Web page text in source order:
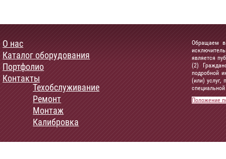
О нас
Каталог оборудования
Портфолио
Контакты
Техобслуживание
Ремонт
Монтаж
Калибровка
Обращаем
является
(2)
подробной
(или) услуг,
Положение